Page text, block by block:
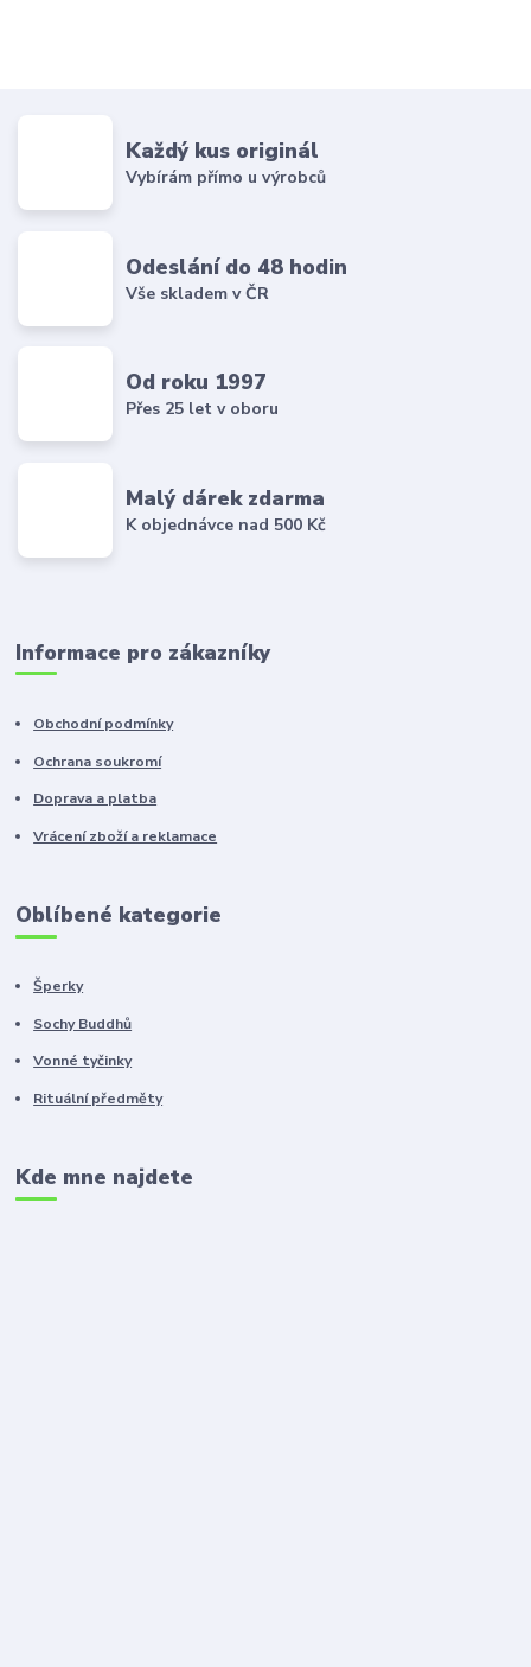
Každý kus originál
Vybírám přímo u výrobců
Odeslání do 48 hodin
Vše skladem v ČR
Od roku 1997
Přes 25 let v oboru
Malý dárek zdarma
K objednávce nad 500 Kč
Informace pro zákazníky
Obchodní podmínky
Ochrana soukromí
Doprava a platba
Vrácení zboží a reklamace
Oblíbené kategorie
Šperky
Sochy Buddhů
Vonné tyčinky
Rituální předměty
Kde mne najdete